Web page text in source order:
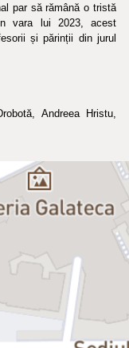
par să rămână o tristă
vara lui 2023, acest
și părinții din jurul
Andreea Hristu,
a avea pretenția că
românesc, am încercat
de literatură din țară,